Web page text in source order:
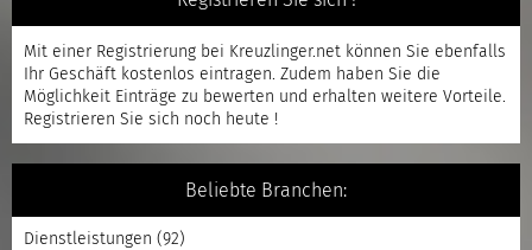
Mit einer Registrierung bei Kreuzlinger.net können Sie ebenfalls
Ihr Geschäft kostenlos eintragen. Zudem haben Sie die
Möglichkeit Einträge zu bewerten und erhalten weitere Vorteile.
Registrieren Sie sich noch heute !
Beliebte Branchen:
Dienstleistungen (92)